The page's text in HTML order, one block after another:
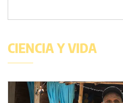
CIENCIA Y VIDA